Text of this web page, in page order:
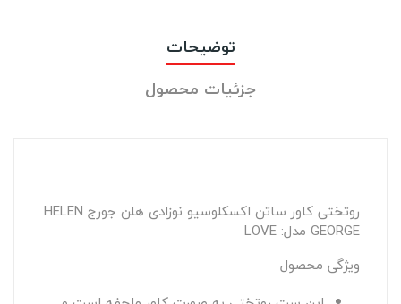
توضیحات
جزئیات محصول
روتختی کاور ساتن اکسکلوسیو نوزادی هلن جورج HELEN
GEORGE مدل: LOVE
ویژگی محصول